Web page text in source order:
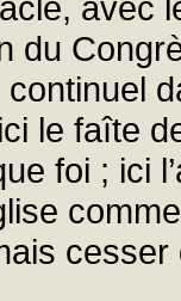
avec
du
le faîte
foi ; ici